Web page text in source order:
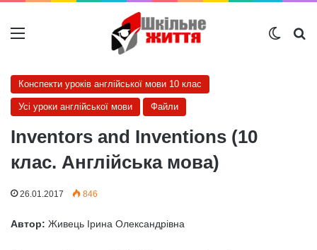
Меню
Конспекти уроків англійської мови 10 клас
Усі уроки англійської мови Файли
Inventors and Inventions (10
клас. Англійська мова)
26.01.2017 846
Автор: Живець Ірина Олександрівна